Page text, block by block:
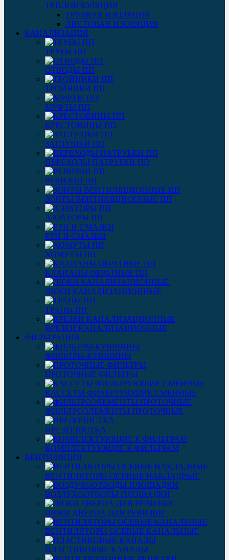
ТЕПЛОИЗОЛЯЦИЯ
ТРУБНАЯ ИЗОЛЯЦИЯ
ЛИСТОВАЯ ИЗОЛЯЦИЯ
КАНАЛИЗАЦИЯ
ТРУБЫ ПП
ОТВОДЫ ПП
ТРОЙНИКИ ПП
МУФТЫ ПП
КРЕСТОВИНЫ ПП
ЗАГЛУШКИ ПП
ПЕРЕХОДЫ ПАТРУБКИ ПП
РЕВИЗИИ ПП
ЗОНТЫ ВЕНТИЛЯЦИОННЫЕ ПП
АЭРАТОРЫ ПП
РТИ И СМАЗКИ
ХОМУТЫ ПП
КЛАПАНЫ ОБРАТНЫЕ ПП
ЛЮКИ КАНАЛИЗАЦИОННЫЕ
ТРАПЫ ПП
ВРЕЗКИ КАНАЛИЗАЦИОННЫЕ
ФИЛЬТРАЦИЯ
ФИЛЬТРЫ-КУВШИНЫ
ПРОТОЧНЫЕ ФИЛЬТРЫ
КАССЕТЫ ФИЛЬТРУЮЩИЕ СМЕННЫЕ
ФИЛЬТРОЭЛЕМЕНТЫ ПРОТОЧНЫЕ
ПРЕДОЧИСТКА
КОМПЛЕКТУЮЩИЕ К ФИЛЬТРАМ
ВЕНТИЛЯЦИЯ
ВЕНТИЛЯТОРЫ ОСЕВЫЕ НАКЛАДНЫЕ
ВОЗДУХООТВОДЫ ПЛОЩАДКИ
ЛЮКИ ДВЕРЦА ДЛЯ РЕВИЗИИ
ВЕНТИЛЯТОРЫ ОСЕВЫЕ КАНАЛЬНЫЕ
ПЛАСТИКОВЫЕ КАНАЛЫ